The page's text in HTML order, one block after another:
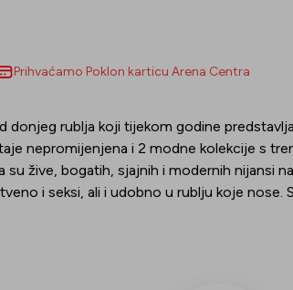
Prihvaćamo Poklon karticu Arena Centra
donjeg rublja koji tijekom godine
nepromijenjena i 2 modne kolekcije s
su žive, bogatih, sjajnih i modernih nijansi
i seksi, ali i udobno u rublju koje nose.